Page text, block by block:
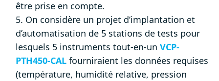
être prise en compte.
5. On considère un projet d’implantation et
d’automatisation de 5 stations de tests pour
lesquels 5 instruments tout-en-un VCP-
PTH450-CAL fourniraient les données requises
(température, humidité relative, pression